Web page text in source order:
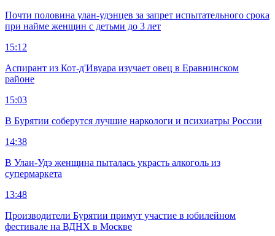
Почти половина улан-удэнцев за запрет испытательного срока
при найме женщин с детьми до 3 лет
15:12
Аспирант из Кот-д'Ивуара изучает овец в Еравнинском
районе
15:03
В Бурятии соберутся лучшие наркологи и психиатры России
14:38
В Улан-Удэ женщина пыталась украсть алкоголь из
супермаркета
13:48
Производители Бурятии примут участие в юбилейном
фестивале на ВДНХ в Москве